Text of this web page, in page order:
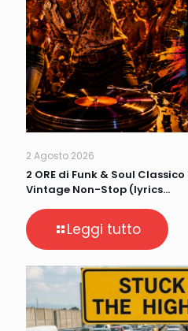
2 Agosto 2026
2 ORE di Funk & Soul
Vintage Non-Stop (lyrics…
Leggi tutto